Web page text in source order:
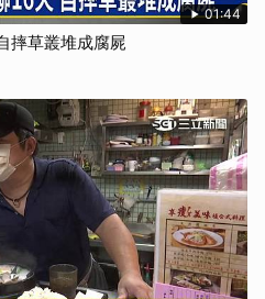
01:44
摔草叢堆成腐屍